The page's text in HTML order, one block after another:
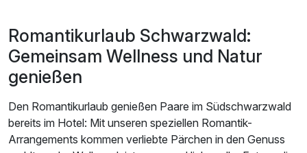
Romantikurlaub Schwarzwald:
Gemeinsam Wellness und Natur
genießen
Den Romantikurlaub genießen Paare im Südschwarzwald
bereits im Hotel: Mit unseren speziellen Romantik-
Arrangements kommen verliebte Pärchen in den Genuss